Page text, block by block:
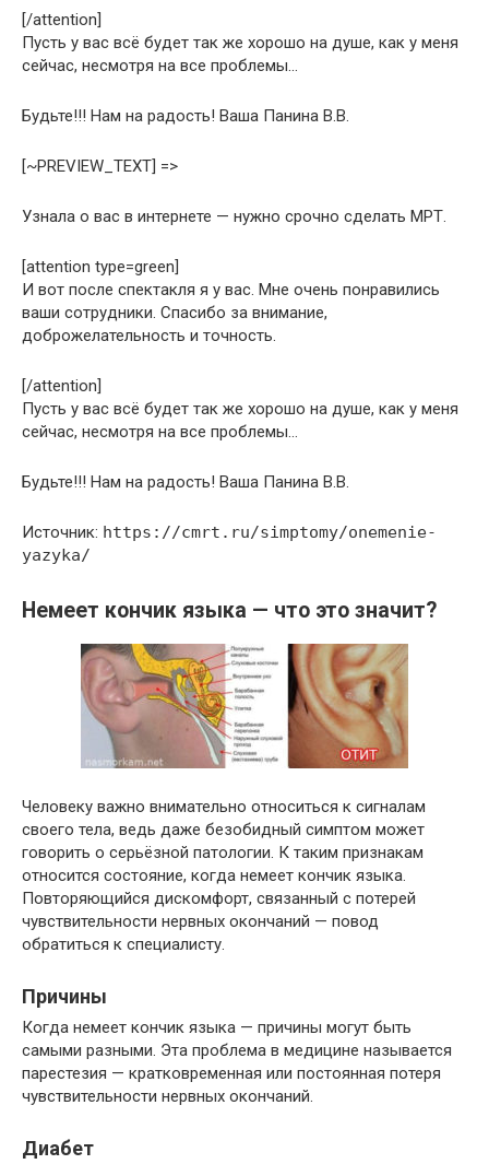
[/attention]
Пусть у вас всё будет так же хорошо на душе, как у меня
сейчас, несмотря на все проблемы…
Будьте!!! Нам на радость! Ваша Панина В.В.
[~PREVIEW_TEXT] =>
Узнала о вас в интернете — нужно срочно сделать МРТ.
[attention type=green]
И вот после спектакля я у вас. Мне очень понравились
ваши сотрудники. Спасибо за внимание,
доброжелательность и точность.
[/attention]
Пусть у вас всё будет так же хорошо на душе, как у меня
сейчас, несмотря на все проблемы…
Будьте!!! Нам на радость! Ваша Панина В.В.
Источник: https://cmrt.ru/simptomy/onemenie-
yazyka/
Немеет кончик языка — что это значит?
Человеку важно внимательно относиться к сигналам
своего тела, ведь даже безобидный симптом может
говорить о серьёзной патологии. К таким признакам
относится состояние, когда немеет кончик языка.
Повторяющийся дискомфорт, связанный с потерей
чувствительности нервных окончаний — повод
обратиться к специалисту.
Причины
Когда немеет кончик языка — причины могут быть
самыми разными. Эта проблема в медицине называется
парестезия — кратковременная или постоянная потеря
чувствительности нервных окончаний.
Диабет